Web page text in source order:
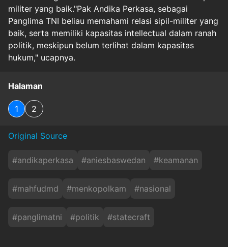
militer yang baik."Pak Andika Perkasa, sebagai
Panglima TNI beliau memahami relasi sipil-militer yang
baik, serta memiliki kapasitas intellectual dalam ranah
politik, meskipun belum terlihat dalam kapasitas
hukum," ucapnya.
Halaman
1 2
Original Source
#andikaperkasa #aniesbaswedan #keamanan
#mahfudmd #menkopolkam #nasional
#panglimatni #politik #statecraft